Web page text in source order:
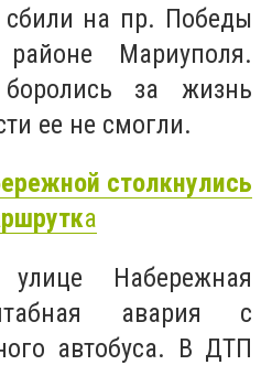
на пр. Победы
Мариуполя.
за жизнь
ее не смогли.
столкнулись
а
Набережная
авария с
автобуса. В ДТП